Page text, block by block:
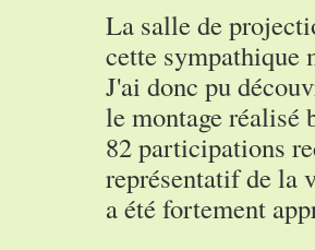
La salle de
cette sympathique
J'ai donc pu
le montage réalisé
82 participations
représentatif de la
a été fortement